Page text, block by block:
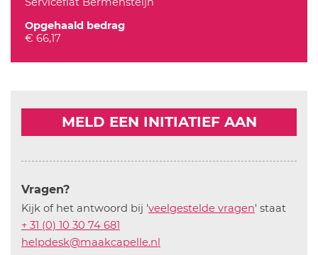
Opgehaald bedrag
€ 66,17
MELD EEN INITIATIEF AAN
Vragen?
Kijk of het antwoord bij 'veelgestelde vragen' staat
+ 31 (0) 10 30 74 681
helpdesk@maakcapelle.nl